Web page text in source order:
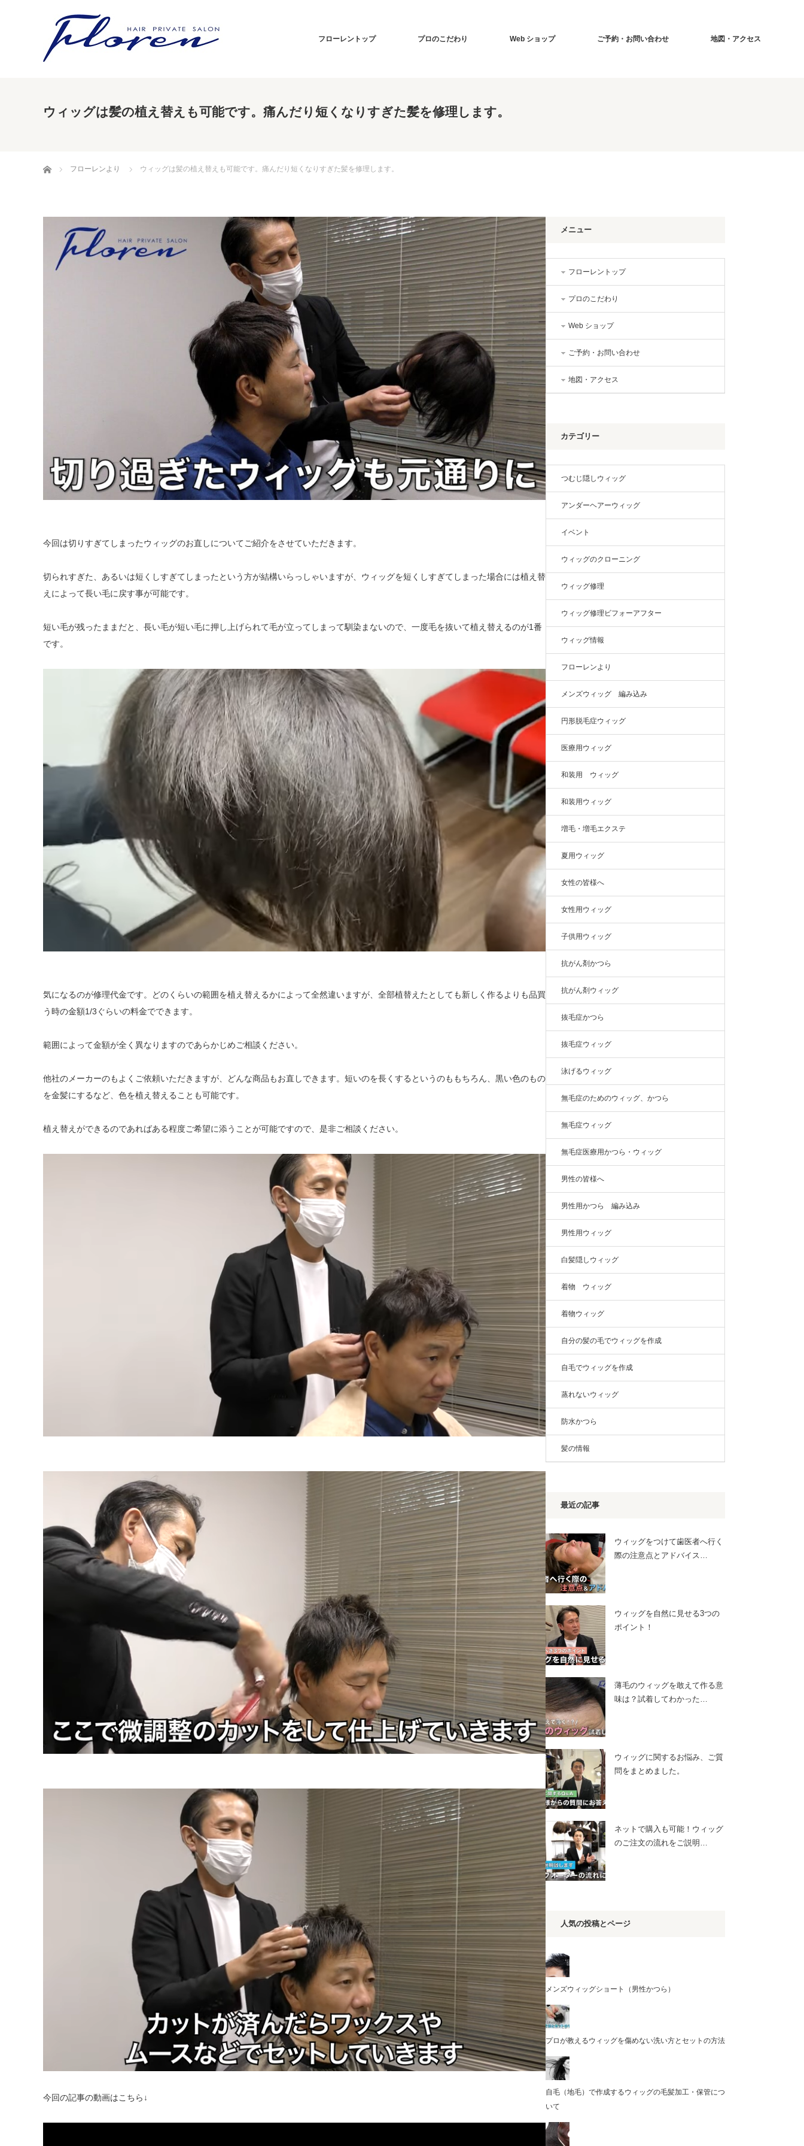
フローレントップ プロのこだわり Web ショップ ご予約・お問い合わせ 地図・アクセス
ウィッグは髪の植え替えも可能です。痛んだり短くなりすぎた髪を修理します。
ホーム フローレンより ウィッグは髪の植え替えも可能です。痛んだり短くなりすぎた髪を修理します。
今回は切りすぎてしまったウィッグのお直しについてご紹介をさせていただきます。
切られすぎた、あるいは短くしすぎてしまったという方が結構いらっしゃいますが、ウィッグを短くしすぎてしまった場合には植え替
えによって長い毛に戻す事が可能です。
短い毛が残ったままだと、長い毛が短い毛に押し上げられて毛が立ってしまって馴染まないので、一度毛を抜いて植え替えるのが1番
です。
気になるのが修理代金です。どのくらいの範囲を植え替えるかによって全然違いますが、全部植替えたとしても新しく作るよりも品買
う時の金額1/3ぐらいの料金でできます。
範囲によって金額が全く異なりますのであらかじめご相談ください。
他社のメーカーのもよくご依頼いただきますが、どんな商品もお直しできます。短いのを長くするというのももちろん、黒い色のもの
を金髪にするなど、色を植え替えることも可能です。
植え替えができるのであればある程度ご希望に添うことが可能ですので、是非ご相談ください。
今回の記事の動画はこちら↓
メニュー
フローレントップ
プロのこだわり
Web ショップ
ご予約・お問い合わせ
地図・アクセス
カテゴリー
つむじ隠しウィッグ
アンダーヘアーウィッグ
イベント
ウィッグのクローニング
ウィッグ修理
ウィッグ修理ビフォーアフター
ウィッグ情報
フローレンより
メンズウィッグ 編み込み
円形脱毛症ウィッグ
医療用ウィッグ
和装用 ウィッグ
和装用ウィッグ
増毛・増毛エクステ
夏用ウィッグ
女性の皆様へ
女性用ウィッグ
子供用ウィッグ
抗がん剤かつら
抗がん剤ウィッグ
抜毛症かつら
抜毛症ウィッグ
泳げるウィッグ
無毛症のためのウィッグ、かつら
無毛症ウィッグ
無毛症医療用かつら・ウィッグ
男性の皆様へ
男性用かつら 編み込み
男性用ウィッグ
白髪隠しウィッグ
着物 ウィッグ
着物ウィッグ
自分の髪の毛でウィッグを作成
自毛でウィッグを作成
蒸れないウィッグ
防水かつら
髪の情報
最近の記事
ウィッグをつけて歯医者へ行く
際の注意点とアドバイス…
ウィッグを自然に見せる3つの
ポイント！
薄毛のウィッグを敢えて作る意
味は？試着してわかった…
ウィッグに関するお悩み、ご質
問をまとめました。
ネットで購入も可能！ウィッグ
のご注文の流れをご説明…
人気の投稿とページ
メンズウィッグショート（男性かつら）
プロが教えるウィッグを傷めない洗い方とセットの方法
自毛（地毛）で作成するウィッグの毛髪加工・保管につ
いて